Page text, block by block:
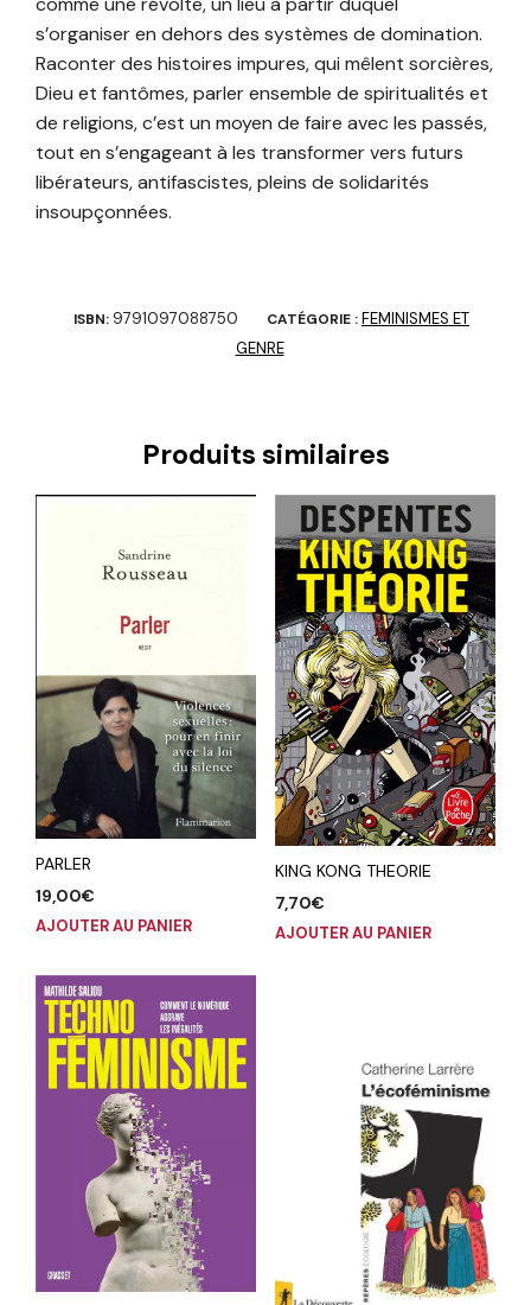
s’organiser en dehors des systèmes de domination.
Raconter des histoires impures, qui mêlent sorcières,
Dieu et fantômes, parler ensemble de spiritualités et
de religions, c’est un moyen de faire avec les passés,
tout en s’engageant à les transformer vers futurs
libérateurs, antifascistes, pleins de solidarités
insoupçonnées.
ISBN: 9791097088750 CATÉGORIE :FEMINISMES ET
GENRE
Produits similaires
PARLER
19,00€
AJOUTER AU PANIER
KING KONG THEORIE
7,70€
AJOUTER AU PANIER